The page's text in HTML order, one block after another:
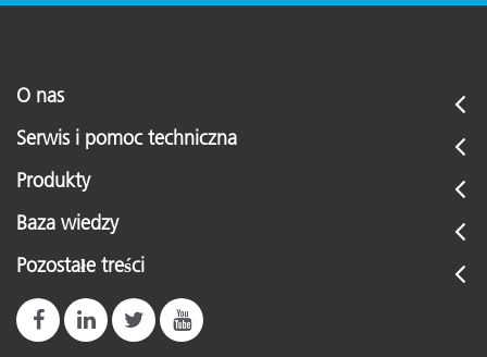
O nas
Serwis i pomoc techniczna
Produkty
Baza wiedzy
Pozostałe treści